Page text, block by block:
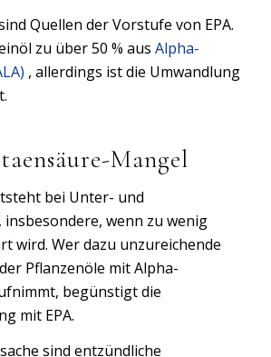
Quellen der Vorstufe von EPA.
zu über 50 % aus Alpha-
, allerdings ist die Umwandlung
Mangel
bei Unter- und
wenn zu wenig
wird. Wer dazu unzureichende
Pflanzenöle mit Alpha-
begünstigt die
mit EPA.
sind entzündliche